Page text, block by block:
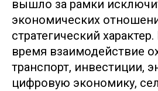
вышло за рамки
экономических
стратегический
время взаимодействие
транспорт, инвестиции,
цифровую экономику,